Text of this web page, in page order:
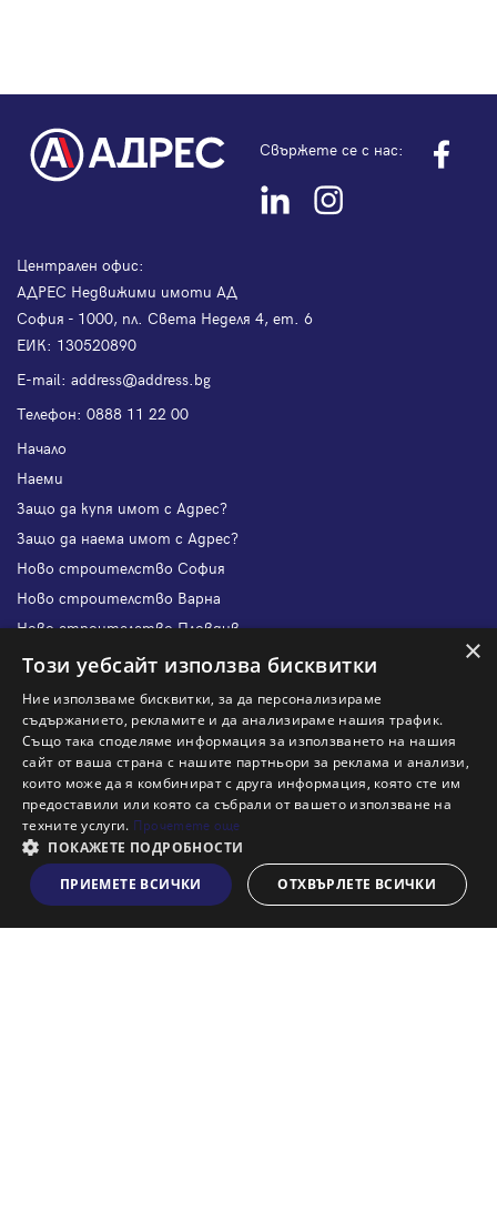
Виж на картата
Свържете се с нас:
Централен офис:
АДРЕС Недвижими имоти АД
София - 1000, пл. Света Неделя 4, ет. 6
ЕИК: 130520890
Е-mail: address@address.bg
Телефон: 0888 11 22 00
Начало
Наеми
Защо да купя имот с Адрес?
Защо да наема имот с Адрес?
Ново строителство София
Ново строителство Варна
Ново строителство Пловдив
Ново строителство Бургас
Защо да отдам имот с Адрес?
Наши офиси
Кариери
Кои сме ние?
Франчайз
Блог
Искаш ли да получаваш актуална информация за пазара
на недвижими имоти?
×
Този уебсайт използва бисквитки
Ние използваме бисквитки, за да персонализираме
съдържанието, рекламите и да анализираме нашия трафик.
Също така споделяме информация за използването на нашия
сайт от ваша страна с нашите партньори за реклама и анализи,
които може да я комбинират с друга информация, която сте им
предоставили или която са събрали от вашето използване на
техните услуги. Прочетете още
ПОКАЖЕТЕ ПОДРОБНОСТИ
ПРИЕМЕТЕ ВСИЧКИ
ОТХВЪРЛЕТЕ ВСИЧКИ